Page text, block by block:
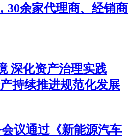
30余家代理商、经销商
深化资产治理实践
持续推进规范化发展
议通过《新能源汽车